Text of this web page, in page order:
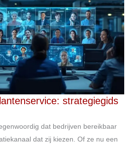
strategiegids
dat bedrijven bereikbaar
dat zij kiezen. Of ze nu een